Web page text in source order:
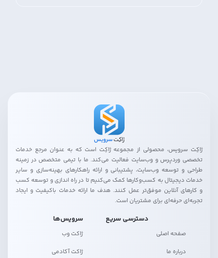
ژاکِت سرویس، محصولی از مجموعه ژاکِت است که به عنوان مرجع خدمات
تخصصی وردپرس و وب‌سایت فعالیت می‌کند. ما با تیمی متخصص در زمینه
طراحی و توسعه وب‌سایت، پشتیبانی و ارائه راهکارهای بهینه‌سازی و سایر
خدمات دیجیتال به کسب‌وکارها کمک می‌کنیم تا در راه اندازی و توسعه کسب
و کارهای آنلاین موفق‌تر عمل کنند. هدف ما ارائه خدمات باکیفیت و ایجاد
تجربه‌ای حرفه‌ای برای مشتریان است.
دسترسی سریع
صفحه اصلی
درباره ما
سرویس‌ها
ژاکت وب
ژاکت آکادمی